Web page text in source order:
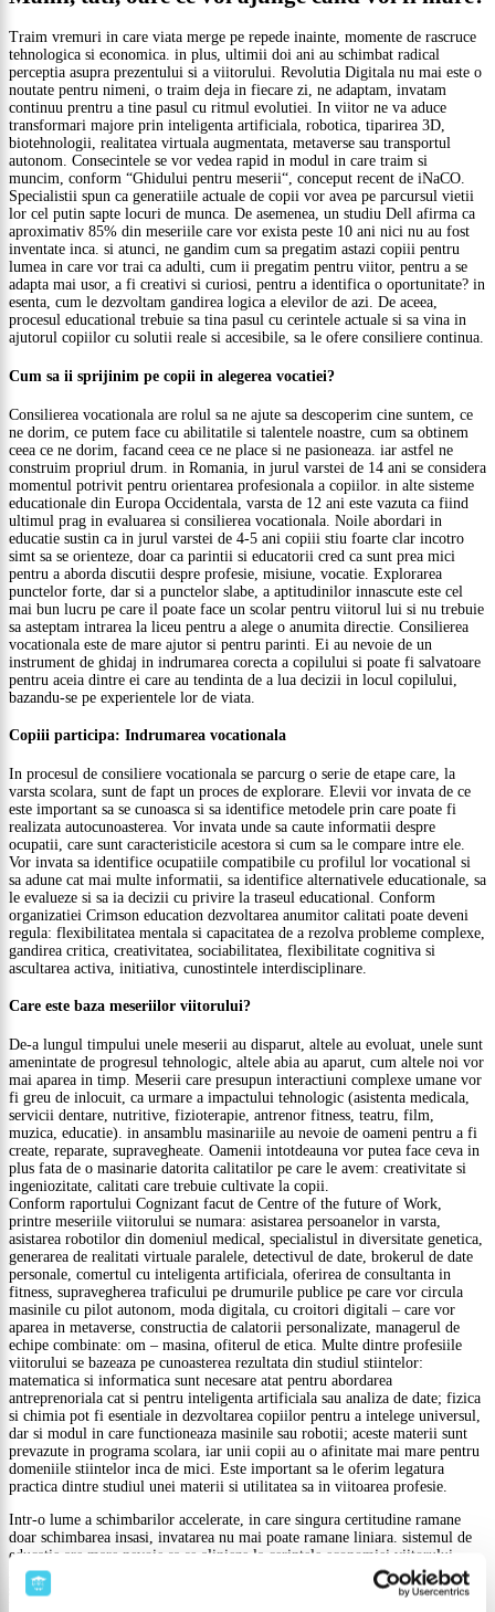
Traim vremuri in care viata merge pe repede inainte, momente de rascruce
tehnologica si economica. in plus, ultimii doi ani au schimbat radical
perceptia asupra prezentului si a viitorului. Revolutia Digitala nu mai este o
noutate pentru nimeni, o traim deja in fiecare zi, ne adaptam, invatam
continuu prentru a tine pasul cu ritmul evolutiei. In viitor ne va aduce
transformari majore prin inteligenta artificiala, robotica, tiparirea 3D,
biotehnologii, realitatea virtuala augmentata, metaverse sau transportul
autonom. Consecintele se vor vedea rapid in modul in care traim si
muncim, conform “Ghidului pentru meserii“, conceput recent de iNaCO.
Specialistii spun ca generatiile actuale de copii vor avea pe parcursul vietii
lor cel putin sapte locuri de munca. De asemenea, un studiu Dell afirma ca
aproximativ 85% din meseriile care vor exista peste 10 ani nici nu au fost
inventate inca. si atunci, ne gandim cum sa pregatim astazi copiii pentru
lumea in care vor trai ca adulti, cum ii pregatim pentru viitor, pentru a se
adapta mai usor, a fi creativi si curiosi, pentru a identifica o oportunitate? in
esenta, cum le dezvoltam gandirea logica a elevilor de azi. De aceea,
procesul educational trebuie sa tina pasul cu cerintele actuale si sa vina in
ajutorul copiilor cu solutii reale si accesibile, sa le ofere consiliere continua.
Cum sa ii sprijinim pe copii in alegerea vocatiei?
Consilierea vocationala are rolul sa ne ajute sa descoperim cine suntem, ce
ne dorim, ce putem face cu abilitatile si talentele noastre, cum sa obtinem
ceea ce ne dorim, facand ceea ce ne place si ne pasioneaza. iar astfel ne
construim propriul drum. in Romania, in jurul varstei de 14 ani se considera
momentul potrivit pentru orientarea profesionala a copiilor. in alte sisteme
educationale din Europa Occidentala, varsta de 12 ani este vazuta ca fiind
ultimul prag in evaluarea si consilierea vocationala. Noile abordari in
educatie sustin ca in jurul varstei de 4-5 ani copiii stiu foarte clar incotro
simt sa se orienteze, doar ca parintii si educatorii cred ca sunt prea mici
pentru a aborda discutii despre profesie, misiune, vocatie. Explorarea
punctelor forte, dar si a punctelor slabe, a aptitudinilor innascute este cel
mai bun lucru pe care il poate face un scolar pentru viitorul lui si nu trebuie
sa asteptam intrarea la liceu pentru a alege o anumita directie. Consilierea
vocationala este de mare ajutor si pentru parinti. Ei au nevoie de un
instrument de ghidaj in indrumarea corecta a copilului si poate fi salvatoare
pentru aceia dintre ei care au tendinta de a lua decizii in locul copilului,
bazandu-se pe experientele lor de viata.
Copiii participa: Indrumarea vocationala
In procesul de consiliere vocationala se parcurg o serie de etape care, la
varsta scolara, sunt de fapt un proces de explorare. Elevii vor invata de ce
este important sa se cunoasca si sa identifice metodele prin care poate fi
realizata autocunoasterea. Vor invata unde sa caute informatii despre
ocupatii, care sunt caracteristicile acestora si cum sa le compare intre ele.
Vor invata sa identifice ocupatiile compatibile cu profilul lor vocational si
sa adune cat mai multe informatii, sa identifice alternativele educationale, sa
le evalueze si sa ia decizii cu privire la traseul educational. Conform
organizatiei Crimson education dezvoltarea anumitor calitati poate deveni
regula: flexibilitatea mentala si capacitatea de a rezolva probleme complexe,
gandirea critica, creativitatea, sociabilitatea, flexibilitate cognitiva si
ascultarea activa, initiativa, cunostintele interdisciplinare.
Care este baza meseriilor viitorului?
De-a lungul timpului unele meserii au disparut, altele au evoluat, unele sunt
amenintate de progresul tehnologic, altele abia au aparut, cum altele noi vor
mai aparea in timp. Meserii care presupun interactiuni complexe umane vor
fi greu de inlocuit, ca urmare a impactului tehnologic (asistenta medicala,
servicii dentare, nutritive, fizioterapie, antrenor fitness, teatru, film,
muzica, educatie). in ansamblu masinariile au nevoie de oameni pentru a fi
create, reparate, supravegheate. Oamenii intotdeauna vor putea face ceva in
plus fata de o masinarie datorita calitatilor pe care le avem: creativitate si
ingeniozitate, calitati care trebuie cultivate la copii.
Conform raportului Cognizant facut de Centre of the future of Work,
printre meseriile viitorului se numara: asistarea persoanelor in varsta,
asistarea robotilor din domeniul medical, specialistul in diversitate genetica,
generarea de realitati virtuale paralele, detectivul de date, brokerul de date
personale, comertul cu inteligenta artificiala, oferirea de consultanta in
fitness, supravegherea traficului pe drumurile publice pe care vor circula
masinile cu pilot autonom, moda digitala, cu croitori digitali – care vor
aparea in metaverse, constructia de calatorii personalizate, managerul de
echipe combinate: om – masina, ofiterul de etica. Multe dintre profesiile
viitorului se bazeaza pe cunoasterea rezultata din studiul stiintelor:
matematica si informatica sunt necesare atat pentru abordarea
antreprenoriala cat si pentru inteligenta artificiala sau analiza de date; fizica
si chimia pot fi esentiale in dezvoltarea copiilor pentru a intelege universul,
dar si modul in care functioneaza masinile sau robotii; aceste materii sunt
prevazute in programa scolara, iar unii copii au o afinitate mai mare pentru
domeniile stiintelor inca de mici. Este important sa le oferim legatura
practica dintre studiul unei materii si utilitatea sa in viitoarea profesie.
Intr-o lume a schimbarilor accelerate, in care singura certitudine ramane
doar schimbarea insasi, invatarea nu mai poate ramane liniara. sistemul de
educatie are mare nevoie sa se alinieze la cerintele economiei viitorului.
investitia in capitalul uman este obligatorie pentru guvernele, companiile,
scolile si angajatii care isi doresc sa ramana competitivi pe piata muncii.